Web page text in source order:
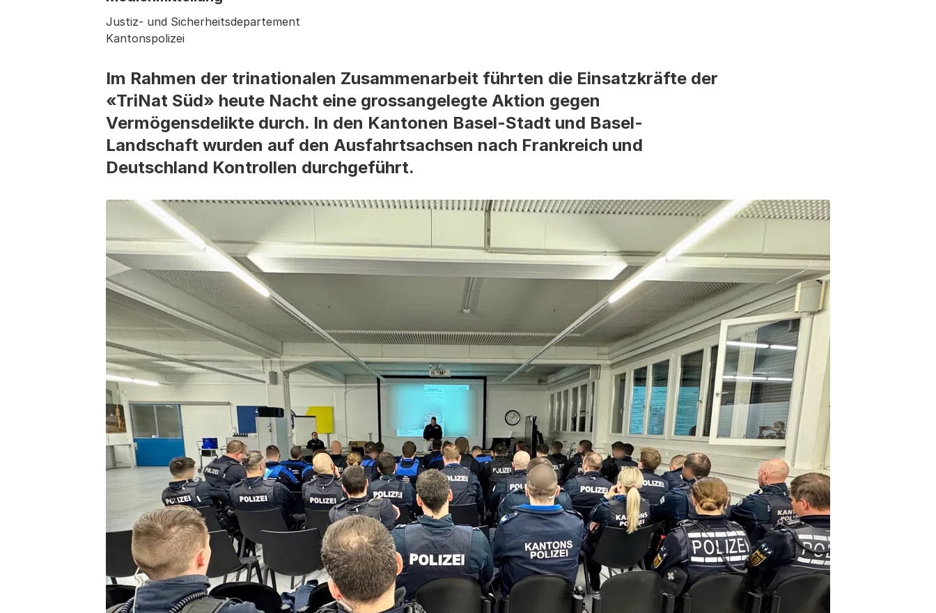
Justiz- und Sicherheitsdepartement
Kantonspolizei
Im Rahmen der trinationalen Zusammenarbeit führten die Einsatzkräfte der
«TriNat Süd» heute Nacht eine grossangelegte Aktion gegen
Vermögensdelikte durch. In den Kantonen Basel-Stadt und Basel-
Landschaft wurden auf den Ausfahrtsachsen nach Frankreich und
Deutschland Kontrollen durchgeführt.